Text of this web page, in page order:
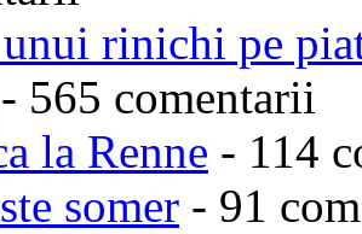
rinichi pe
- 565 comentarii
la Renne - 114
somer - 91